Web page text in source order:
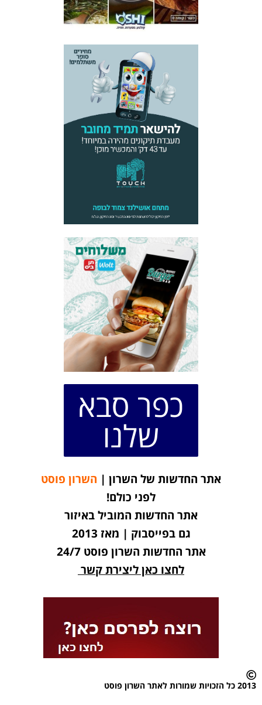
כפר סבא
שלנו
אתר החדשות של השרון | השרון פוסט
לפני כולם!
אתר החדשות המוביל באיזור
גם בפייסבוק | מאז 2013
אתר החדשות השרון פוסט 24/7
לחצו כאן ליצירת קשר
2013 כל הזכויות שמורות לאתר השרון פוסט